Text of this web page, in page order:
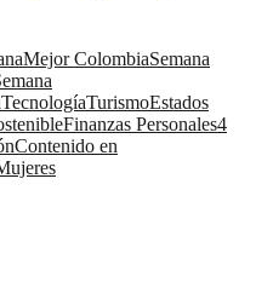
Mejor ColombiaSemana
TecnologíaTurismoEstados
Finanzas Personales4
Contenido en